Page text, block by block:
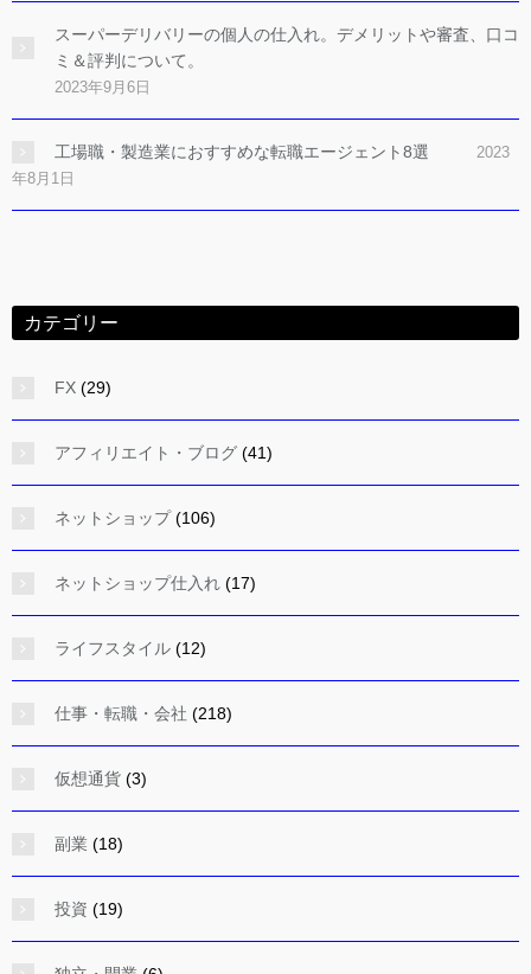
スーパーデリバリーの個人の仕入れ。デメリットや審査、口コ
ミ＆評判について。
2023年9月6日
工場職・製造業におすすめな転職エージェント8選
2023
年8月1日
カテゴリー
FX (29)
アフィリエイト・ブログ (41)
ネットショップ(106)
ネットショップ仕入れ (17)
ライフスタイル (12)
仕事・転職・会社 (218)
仮想通貨 (3)
副業 (18)
投資 (19)